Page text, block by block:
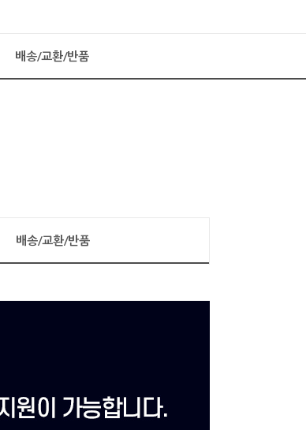
배송/교환/반품
배송/교환/반품